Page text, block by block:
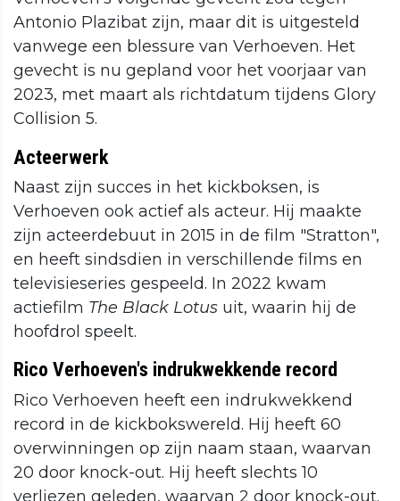
Antonio Plazibat zijn, maar dit is uitgesteld
vanwege een blessure van Verhoeven. Het
gevecht is nu gepland voor het voorjaar van
2023, met maart als richtdatum tijdens Glory
Collision 5.
Acteerwerk
Naast zijn succes in het kickboksen, is
Verhoeven ook actief als acteur. Hij maakte
zijn acteerdebuut in 2015 in de film "Stratton",
en heeft sindsdien in verschillende films en
televisieseries gespeeld. In 2022 kwam
actiefilm The Black Lotus uit, waarin hij de
hoofdrol speelt.
Rico Verhoeven's indrukwekkende record
Rico Verhoeven heeft een indrukwekkend
record in de kickbokswereld. Hij heeft 60
overwinningen op zijn naam staan, waarvan
20 door knock-out. Hij heeft slechts 10
verliezen geleden, waarvan 2 door knock-out.